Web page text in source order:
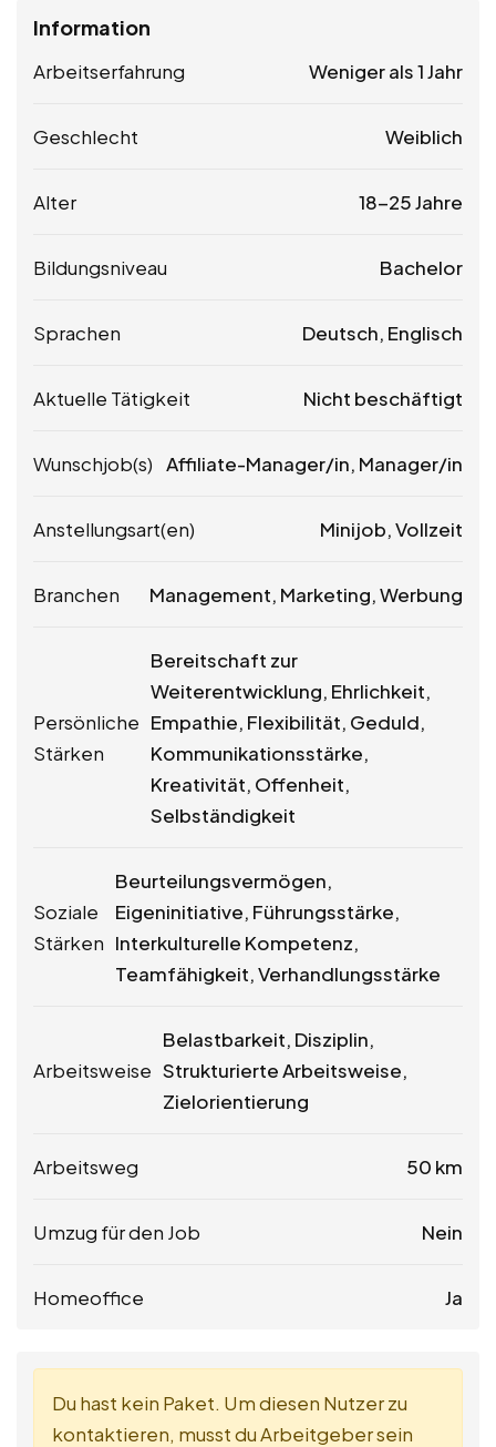
Information
Arbeitserfahrung Weniger als 1 Jahr
Geschlecht Weiblich
Alter 18-25 Jahre
Bildungsniveau Bachelor
Sprachen Deutsch, Englisch
Aktuelle Tätigkeit Nicht beschäftigt
Wunschjob(s) Affiliate-Manager/in, Manager/in
Anstellungsart(en) Minijob, Vollzeit
Branchen Management, Marketing, Werbung
Persönliche
Stärken
Bereitschaft zur
Weiterentwicklung, Ehrlichkeit,
Empathie, Flexibilität, Geduld,
Kommunikationsstärke,
Kreativität, Offenheit,
Selbständigkeit
Soziale
Stärken
Beurteilungsvermögen,
Eigeninitiative, Führungsstärke,
Interkulturelle Kompetenz,
Teamfähigkeit, Verhandlungsstärke
Arbeitsweise
Belastbarkeit, Disziplin,
Strukturierte Arbeitsweise,
Zielorientierung
Arbeitsweg 50 km
Umzug für den Job Nein
Homeoffice Ja
Du hast kein Paket. Um diesen Nutzer zu
kontaktieren, musst du Arbeitgeber sein